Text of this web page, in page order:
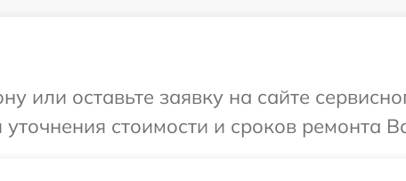
или оставьте заявку на сайте
стоимости и сроков ремонта